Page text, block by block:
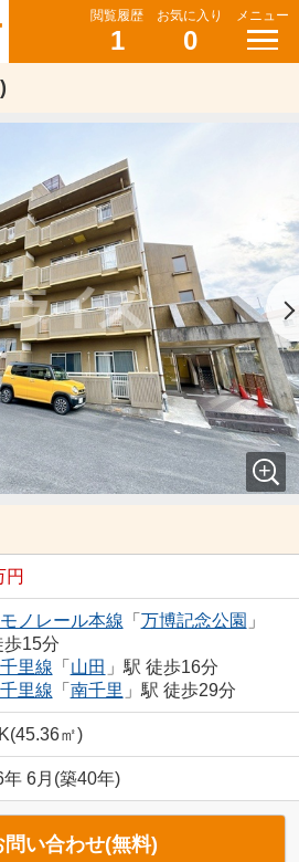
閲覧履歴
1
お気に入り
0
メニュー
円
ノレール本線 「 万博記念公園 」
歩15分
里線 「 山田 」駅 徒歩16分
里線 「 南千里 」駅 徒歩29分
㎡)
年 6月(築40年)
問い合わせ(無料)